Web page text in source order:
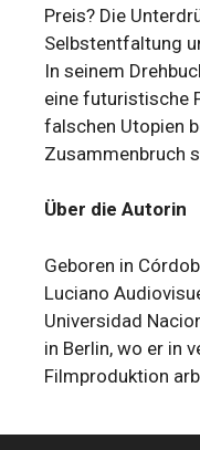
Preis? Die
Selbstentfaltung
In seinem
eine futuristische
falschen Utopien
Zusammenbruch
Über die Autorin
Geboren in
Luciano
Universidad
in Berlin, wo er in
Filmproduktion